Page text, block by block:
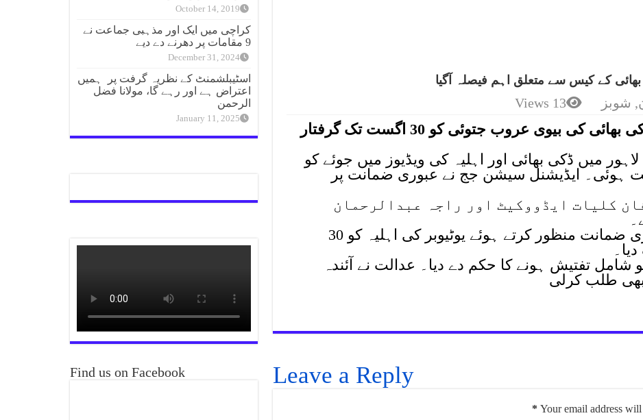
کے کیس سے متعلق اہم فیصلہ آگیا
, شوبز 13 Views
سیشن کورٹ لاہور عدالت نے ڈکی بھائی کی بیوی عروب جتوئی کو 30 اگست تک گرفتار
میں ڈکی بھائی اور اہلیہ کی ویڈیوز میں جوئے کو
ہوئی۔ ایڈیشنل سیشن جج نے عبوری ضمانت پر
کلیات ایڈووکیٹ اور راجہ عبدالرحمان
عدالت نےعروب جتوئی کی عبوری ضمانت منظور کرتے ہوئے یوٹیوبر کی اہلیہ کو 30
شامل تفتیش ہونے کا حکم دے دیا۔ عدالت نے آئندہ
طلب کرلی
Leave a Reply
Your email address
*
October 14, 2019
کراچی میں ایک اور مذہبی جماعت نے
9 مقامات پر دھرنے دے دیے
December 31, 2024
اسٹیبلشمنٹ کے نظریہ گرفت پر ہمیں
اعتراض ہے اور رہے گا، مولانا فضل
الرحمن
January 11, 2025
Find us on Facebook